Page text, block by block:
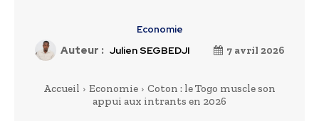
Economie
Auteur : Julien SEGBEDJI 7 avril 2026
Accueil Economie
Coton : le Togo muscle son
appui aux intrants en 2026